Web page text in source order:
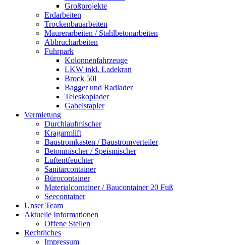
Großprojekte
Erdarbeiten
Trockenbauarbeiten
Maurerarbeiten / Stahlbetonarbeiten
Abbrucharbeiten
Fuhrpark
Kolonnenfahrzeuge
LKW inkl. Ladekran
Brock 50l
Bagger und Radlader
Teleskoplader
Gabelstapler
Vermietung
Durchlaufmischer
Kragarmlift
Baustromkasten / Baustromverteiler
Betonmischer / Speismischer
Luftentfeuchter
Sanitärcontainer
Bürocontainer
Materialcontainer / Baucontainer 20 Fuß
Seecontainer
Unser Team
Aktuelle Informationen
Offene Stellen
Rechtliches
Impressum